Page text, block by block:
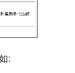
: